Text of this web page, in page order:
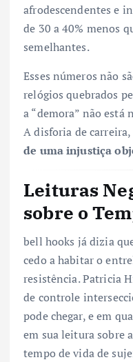
afrodescendentes e
de 30 a 40% menos
semelhantes.
Esses números não
relógios quebrados
a “demora” não está
A disforia de
de uma injustiça
Leituras
sobre o
bell hooks já dizia
cedo a habitar o
resistência. Patricia
de controle
pode chegar, e em
em sua leitura sobre
tempo de vida de